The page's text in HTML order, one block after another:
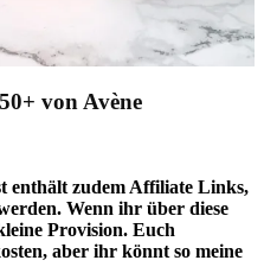
von Avène
enthält zudem Affiliate Links,
Wenn ihr über diese
Provision. Euch
aber ihr könnt so meine